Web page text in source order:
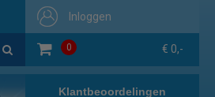
Inloggen
0 € 0,-